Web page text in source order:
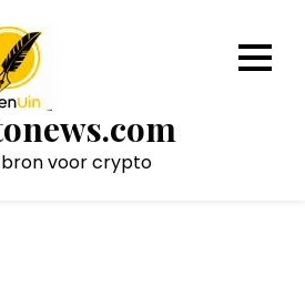
voor crypto